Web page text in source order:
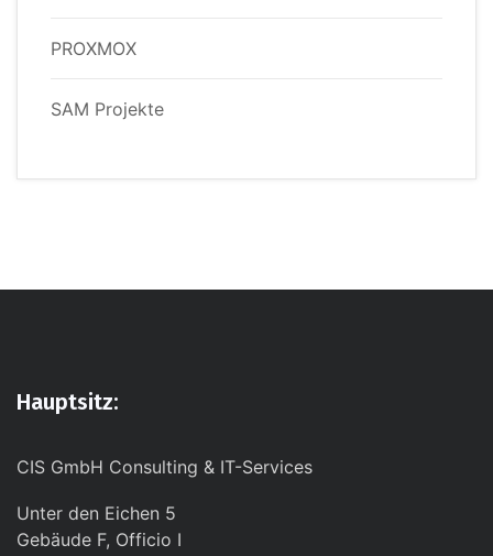
PROXMOX
SAM Projekte
Hauptsitz:
CIS GmbH Consulting & IT-Services
Unter den Eichen 5
Gebäude F, Officio I